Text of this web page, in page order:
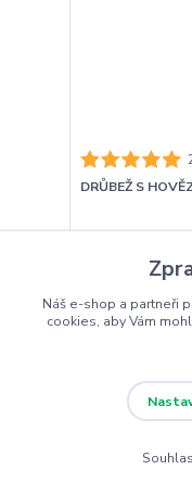
DRŮBEŽ S
Náš e-shop a partneři
cookies, aby Vám